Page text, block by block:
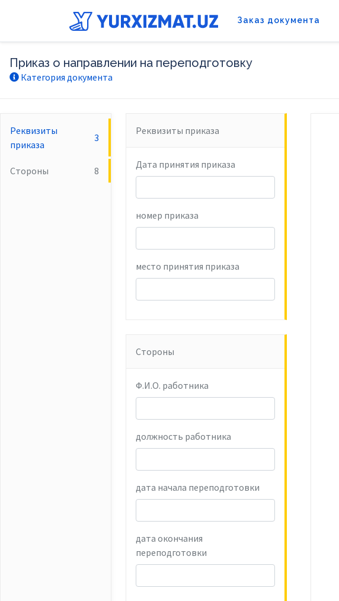
Заказ документа
Приказ о направлении на переподготовку
Категория документа
Реквизиты
приказа
3
Стороны 8
Реквизиты приказа
Дата принятия приказа
номер приказа
место принятия приказа
Стороны
Ф.И.О. работника
должность работника
дата начала переподготовки
дата окончания
переподготовки